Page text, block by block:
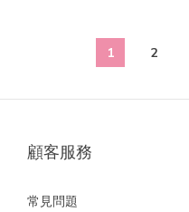
1 2
顧客服務
常見問題